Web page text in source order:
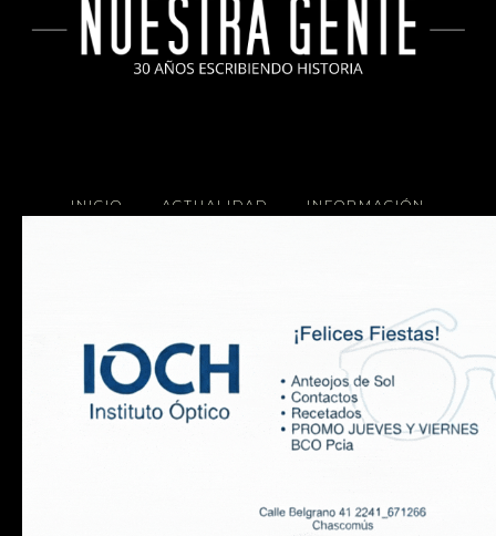
INICIO ACTUALIDAD INFORMACIÓN
Copyright 2025 Nuestra Gente.